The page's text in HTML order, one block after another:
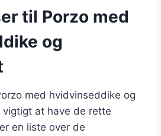
til Porzo med
og
med hvidvinseddike og
at have de rette
en liste over de